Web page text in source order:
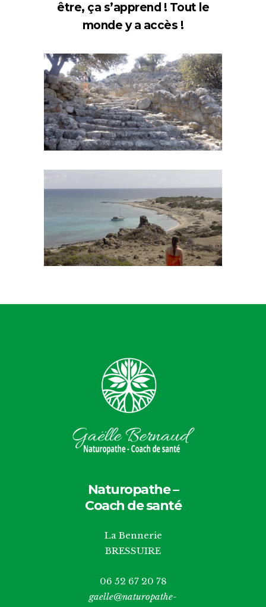
être, ça s’apprend ! Tout le
monde y a accès !
Naturopathe –
Coach de santé
La Bennerie
BRESSUIRE
06 52 67 20 78
gaelle@naturopathe-